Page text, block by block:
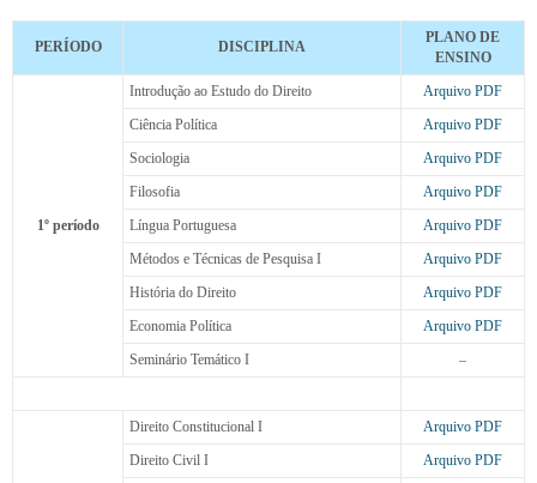
PERÍODO DISCIPLINA
PLANO DE
ENSINO
1º período
Introdução ao Estudo do Direito
Arquivo PDF
Ciência Política
Arquivo PDF
Sociologia
Arquivo PDF
Filosofia
Arquivo PDF
Língua Portuguesa
Arquivo PDF
Métodos e Técnicas de Pesquisa I
Arquivo PDF
História do Direito
Arquivo PDF
Economia Política
Arquivo PDF
Seminário Temático I
–
Direito Constitucional I
Arquivo PDF
Direito Civil I
Arquivo PDF